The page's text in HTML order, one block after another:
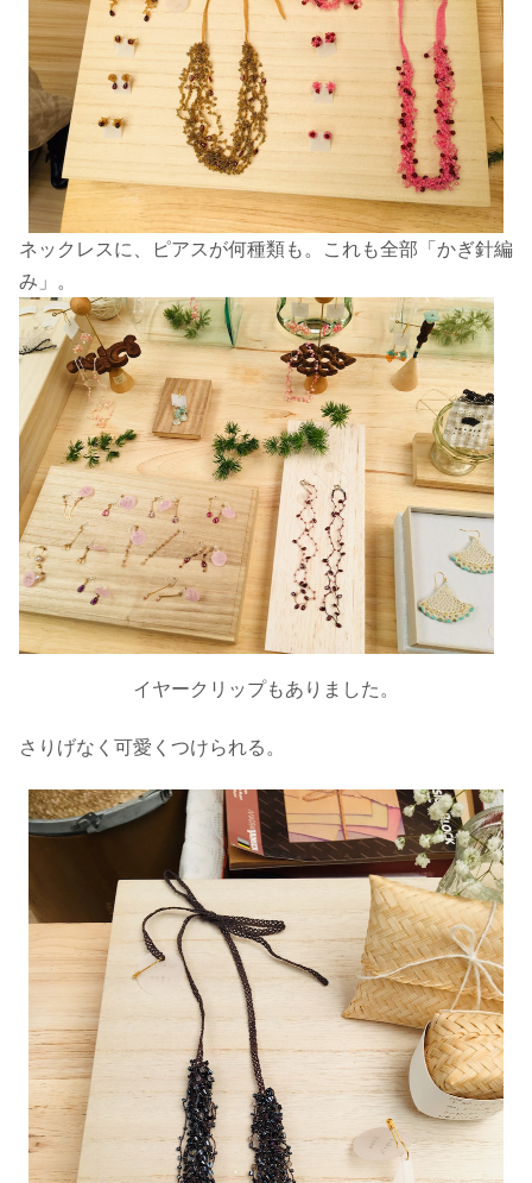
ネックレスに、ピアスが何種類も。これも全部「かぎ針編
み」。
イヤークリップもありました。
さりげなく可愛くつけられる。